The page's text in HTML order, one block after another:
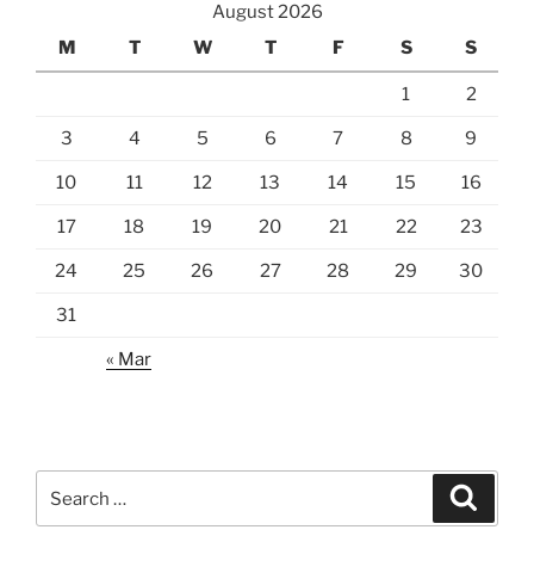
August 2026
M
T W T F S S
1 2
3 4 5 6 7 8 9
10 11 12 13 14 15 16
17 18 19 20 21 22 23
24 25 26 27 28 29 30
31
« Mar
for: